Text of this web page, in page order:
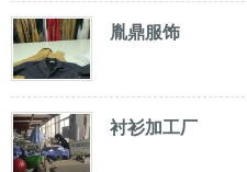
胤鼎服饰
衬衫加工厂